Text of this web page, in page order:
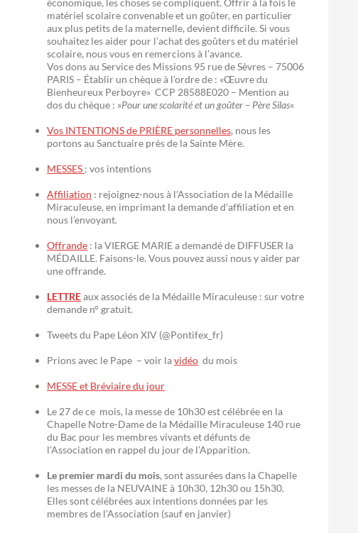
économique, les choses se compliquent. Offrir à la fois le
matériel scolaire convenable et un goûter, en particulier
aux plus petits de la maternelle, devient difficile. Si vous
souhaitez les aider pour l’achat des goûters et du matériel
scolaire, nous vous en remercions à l’avance.
Vos dons au Service des Missions 95 rue de Sèvres – 75006
PARIS – Établir un chèque à l’ordre de : «Œuvre du
Bienheureux Perboyre» CCP 28588E020 – Mention au
dos du chèque : »Pour une scolarité et un goûter – Père Silas«
Vos INTENTIONS de PRIÈRE personnelles, nous les
portons au Sanctuaire près de la Sainte Mère.
MESSES : vos intentions
Affiliation : rejoignez-nous à l’Association de la Médaille
Miraculeuse, en imprimant la demande d’affiliation et en
nous l’envoyant.
Offrande : la VIERGE MARIE a demandé de DIFFUSER la
MÉDAILLE. Faisons-le. Vous pouvez aussi nous y aider par
une offrande.
LETTREaux associés de la Médaille Miraculeuse : sur votre
demande n° gratuit.
Tweets du Pape Léon XIV (@Pontifex_fr)
Prions avec le Pape – voir lavidéo du mois
MESSE et Bréviaire du jour
Le 27 de ce mois, la messe de 10h30 est célébrée en la
Chapelle Notre-Dame de la Médaille Miraculeuse 140 rue
du Bac pour les membres vivants et défunts de
l’Association en rappel du jour de l’Apparition.
Le premier mardi du mois, sont assurées dans la Chapelle
les messes de la NEUVAINE à 10h30, 12h30 ou 15h30.
Elles sont célébrées aux intentions données par les
membres de l’Association (sauf en janvier)